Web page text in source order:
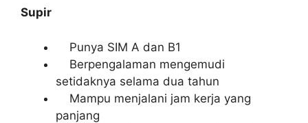
Supir
Punya SIM A dan B1
Berpengalaman mengemudi
setidaknya selama dua tahun
Mampu menjalani jam kerja yang
panjang